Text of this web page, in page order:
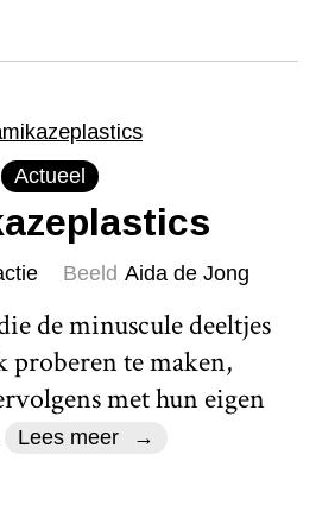
Actueel
Beeld Aida de Jong
de minuscule deeltjes
proberen te maken,
met hun eigen
Lees meer